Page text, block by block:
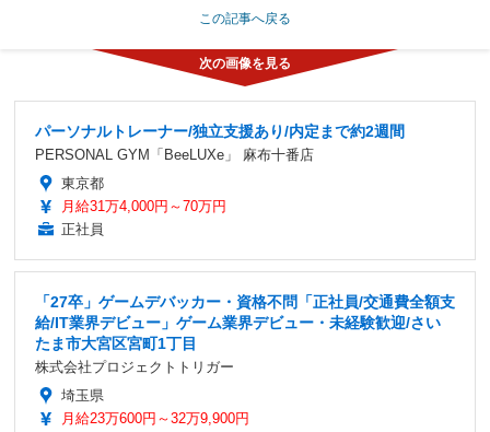
この記事へ戻る
パーソナルトレーナー/独立支援あり/内定まで約2週間
PERSONAL GYM「BeeLUXe」 麻布十番店
東京都
月給31万4,000円～70万円
正社員
「27卒」ゲームデバッカー・資格不問「正社員/交通費全額支
給/IT業界デビュー」ゲーム業界デビュー・未経験歓迎/さい
たま市大宮区宮町1丁目
株式会社プロジェクトトリガー
埼玉県
月給23万600円～32万9,900円